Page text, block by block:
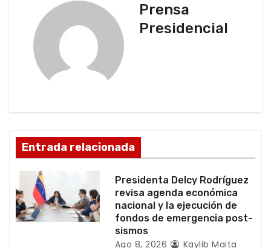
n
d
e
e
Prensa
Presidencial
Entrada relacionada
Presidenta Delcy Rodríguez
revisa agenda económica
nacional y la ejecución de
fondos de emergencia post-
sismos
Ago 8, 2026 Kaylib Maita